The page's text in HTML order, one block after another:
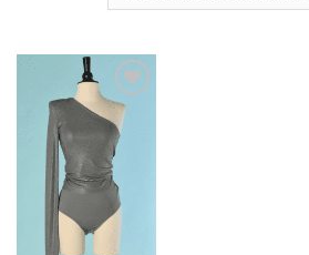
Ajouter
à la liste
d'envies